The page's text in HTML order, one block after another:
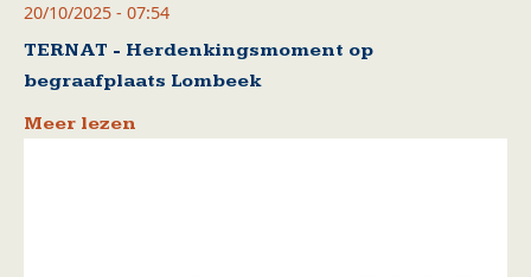
20/10/2025 - 07:54
TERNAT - Herdenkingsmoment op
begraafplaats Lombeek
Meer lezen